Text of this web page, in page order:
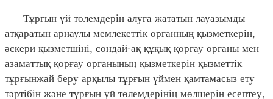
Тұрғын үй төлемдерін алуға жататын лауазымды
атқаратын арнаулы мемлекеттік органның қызметкерін,
әскери қызметшіні, сондай-ақ құқық қорғау органы мен
азаматтық қорғау органының қызметкерін қызметтік
тұрғынжай беру арқылы тұрғын үймен қамтамасыз ету
тәртібін және тұрғын үй төлемдерінің мөлшерін есептеу,